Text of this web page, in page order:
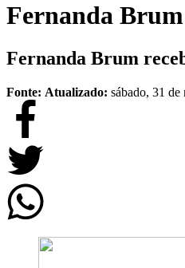
Fernanda Brum
Fernanda Brum
Fonte: Atualizado: sábado, 31 de